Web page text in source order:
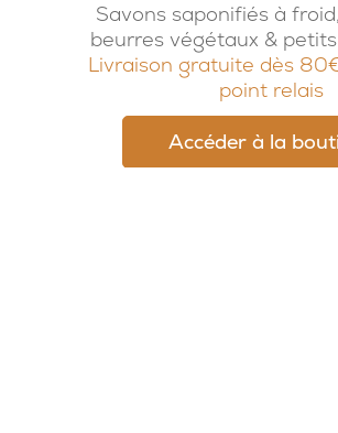
Savons saponifiés à
beurres végétaux &
Livraison gratuite dès
point relais
Accéder à la